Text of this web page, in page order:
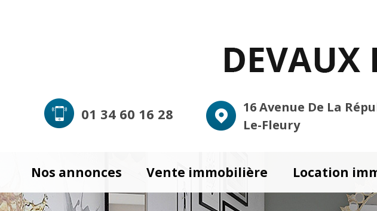
01 34 60 16 28
16 Avenue De La
Le-Fleury
Nos annonces Vente immobilière Location